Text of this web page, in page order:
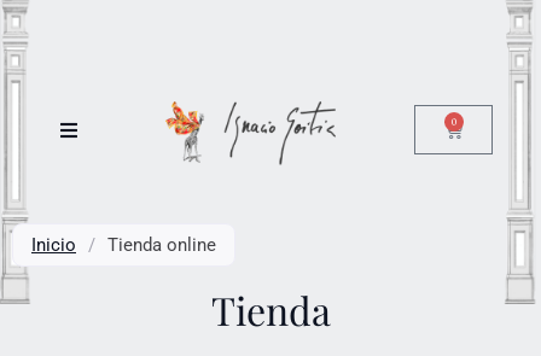
0
Inicio / Tienda online
Tienda